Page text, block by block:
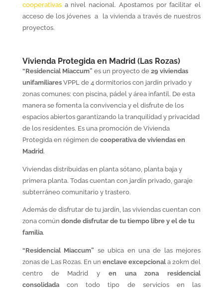
cooperativasa nivel nacional. Apostamos por facilitar el
acceso de los jóvenes a la vivienda a través de nuestros
proyectos.
Vivienda Protegida en Madrid (Las Rozas)
“Residencial Miaccum” es un proyecto de 29 viviendas
unifamiliares VPPL de 4 dormitorios con jardín privado y
zonas comunes: con piscina, pádel y área infantil. De esta
manera se fomenta la convivencia y el disfrute de los
espacios abiertos garantizando la tranquilidad y privacidad
de los residentes. Es una promoción de Vivienda
Protegida en régimen de cooperativa de viviendas en
Madrid.
Viviendas distribuidas en planta sótano, planta baja y
primera planta. Todas cuentan con jardín privado, garaje
subterráneo comunitario y trastero.
Además de disfrutar de tu jardín, las viviendas cuentan con
zona común donde disfrutar de tu tiempo libre y el de tu
familia.
“Residencial Miaccum” se ubica en una de las mejores
zonas de Las Rozas. En unenclave excepcional a 20km del
centro de Madrid y en una zona residencial
consolidadacon todo tipo de servicios en las